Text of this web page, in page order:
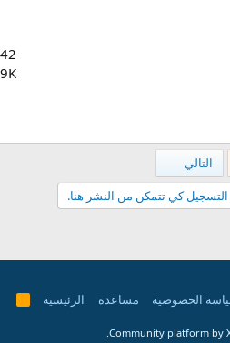
42
9K
التالي
كي تتمكن من النشر هنا.
الخصوصية مساعدة الرئيسية
R
Community platform by